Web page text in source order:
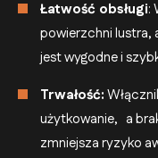
Łatwość obsługi:
powierzchni lustra,
jest wygodne i
Trwałość:
użytkowanie, a
zmniejsza ryzyko